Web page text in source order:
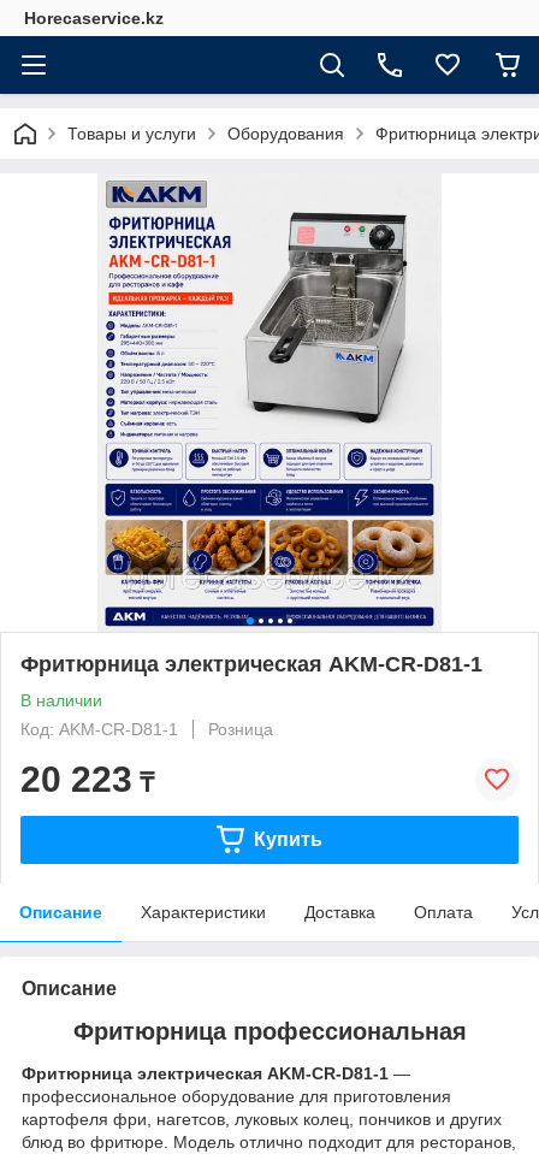
Horecaservice.kz
Товары и услуги Оборудования Фритюрница
Фритюрница электрическая AKM-CR-D81-1
В наличии
Код: AKM-CR-D81-1
Розница
20 223 ₸
Купить
Описание Характеристики Доставка Оплата
Описание
Фритюрница профессиональная
Фритюрница электрическая AKM-CR-D81-1 —
профессиональное оборудование для приготовления
картофеля фри, нагетсов, луковых колец, пончиков и других
блюд во фритюре. Модель отлично подходит для ресторанов,